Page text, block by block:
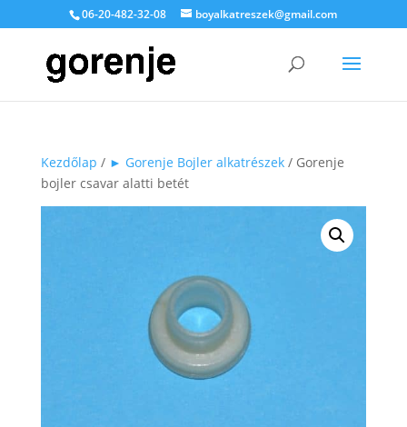
06-20-482-32-08 boyalkatreszek@gmail.com
Kezdőlap / ► Gorenje Bojler alkatrészek/ Gorenje
bojler csavar alatti betét